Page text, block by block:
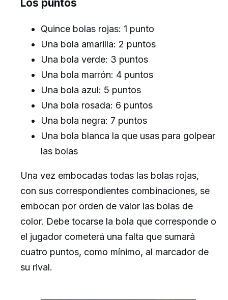
Los puntos
Quince bolas rojas: 1 punto
Una bola amarilla: 2 puntos
Una bola verde: 3 puntos
Una bola marrón: 4 puntos
Una bola azul: 5 puntos
Una bola rosada: 6 puntos
Una bola negra: 7 puntos
Una bola blanca la que usas para golpear
las bolas
​Una vez embocadas todas las bolas rojas,
con sus correspondientes combinaciones, se
embocan por orden de valor las bolas de
color. Debe tocarse la bola que corresponde o
el jugador cometerá una falta que sumará
cuatro puntos, como mínimo, al marcador de
su rival.